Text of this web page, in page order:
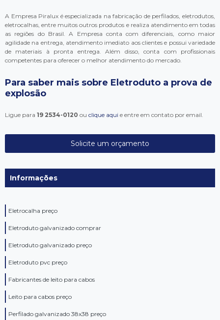
A Empresa Piralux é especializada na fabricação de perfilados, eletrodutos,
eletrocalhas, entre muitos outros produtos e realiza atendimento em todas
as regiões do Brasil. A Empresa conta com diferenciais, como maior
agilidade na entrega, atendimento imediato aos clientes e possui variedade
de materiais à pronta entrega. Além disso, conta com profissionais
competentes para oferecer o melhor atendimento do mercado.
Para saber mais sobre Eletroduto a prova de
explosão
Ligue para 19 2534-0120 ou clique aqui e entre em contato por email.
Solicite um orçamento
Informações
Eletrocalha preço
Eletroduto galvanizado comprar
Eletroduto galvanizado preço
Eletroduto pvc preço
Fabricantes de leito para cabos
Leito para cabos preço
Perfilado galvanizado 38x38 preço